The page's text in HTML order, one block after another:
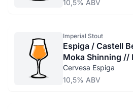
10,5% ABV
Imperial Stout
Espiga / Castell Beer Factory Aged
Moka Shinning //
Cervesa Espiga
10,5% ABV